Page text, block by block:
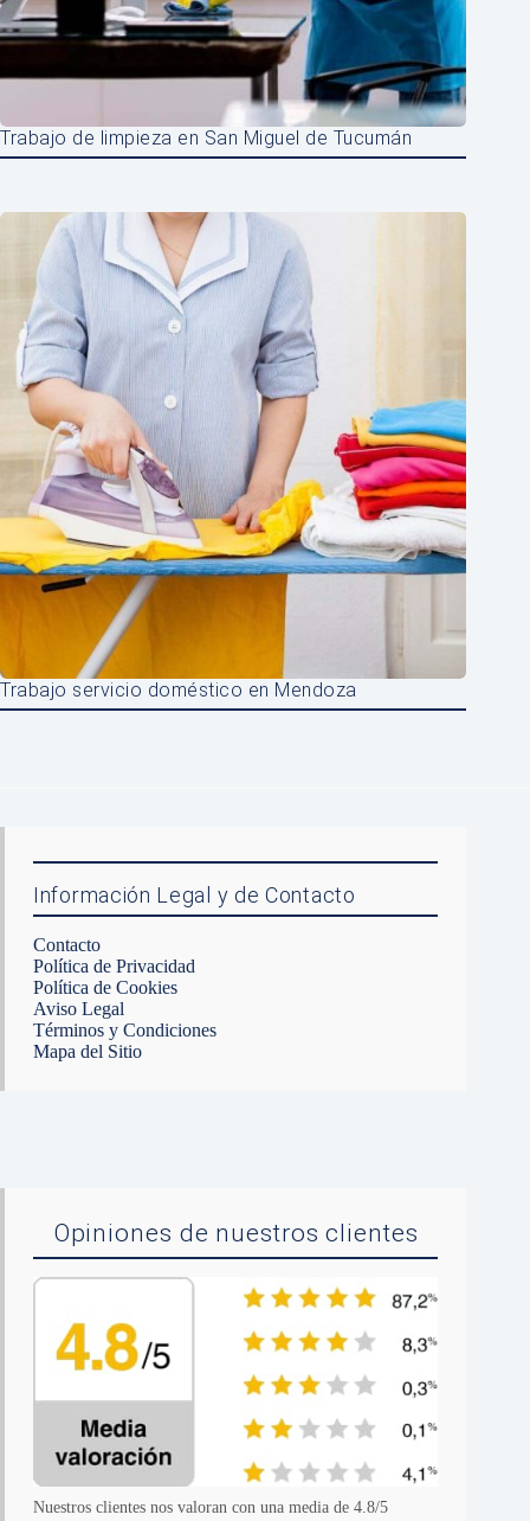
Trabajo de limpieza en San Miguel de Tucumán
Trabajo servicio doméstico en Mendoza
Información Legal y de Contacto
Contacto
Política de Privacidad
Política de Cookies
Aviso Legal
Términos y Condiciones
Mapa del Sitio
Opiniones de nuestros clientes
Nuestros clientes nos valoran con una media de 4.8/5